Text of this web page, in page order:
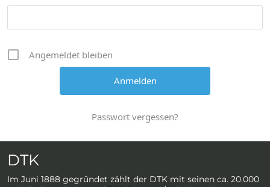
Angemeldet bleiben
Passwort vergessen?
DTK
Im Juni 1888 gegründet zählt der DTK mit seinen ca. 20.000